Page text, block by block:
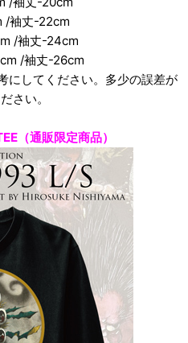
/袖丈-22cm
/袖丈-24cm
/袖丈-26cm
にしてください。多少の誤差が
さい。
（通販限定商品）